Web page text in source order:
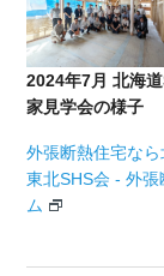
2024年7月 北海
家見学会の様子
外張断熱住宅な
東北SHS会 - 外
ム